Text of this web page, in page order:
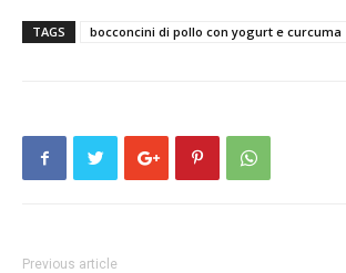
TAGS bocconcini di pollo con yogurt e curcuma
Previous article